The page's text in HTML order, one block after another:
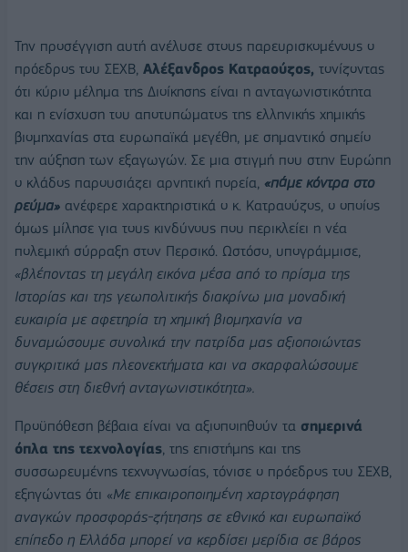
Την προσέγγιση αυτή ανέλυσε στους παρευρισκομένους ο
πρόεδρος του ΣΕΧΒ, Αλέξανδρος Κατραούζος, τονίζοντας
ότι κύριο μέλημα της Διοίκησης είναι η ανταγωνιστικότητα
και η ενίσχυση του αποτυπώματος της ελληνικής χημικής
βιομηχανίας στα ευρωπαϊκά μεγέθη, με σημαντικό σημείο
την αύξηση των εξαγωγών. Σε μια στιγμή που στην Ευρώπη
ο κλάδος παρουσιάζει αρνητική πορεία, «πάμε κόντρα στο
ρεύμα» ανέφερε χαρακτηριστικά ο κ. Κατραούζος, ο οποίος
όμως μίλησε για τους κινδύνους που περικλείει η νέα
πολεμική σύρραξη στον Περσικό. Ωστόσο, υπογράμμισε,
«βλέποντας τη μεγάλη εικόνα μέσα από το πρίσμα της
Ιστορίας και της γεωπολιτικής διακρίνω μια μοναδική
ευκαιρία με αφετηρία τη χημική βιομηχανία να
δυναμώσουμε συνολικά την πατρίδα μας αξιοποιώντας
συγκριτικά μας πλεονεκτήματα και να σκαρφαλώσουμε
θέσεις στη διεθνή ανταγωνιστικότητα».
Προϋπόθεση βέβαια είναι να αξιοποιηθούν τα σημερινά
όπλα της τεχνολογίας , της επιστήμης και της
συσσωρευμένης τεχνογνωσίας, τόνισε ο πρόεδρος του ΣΕΧΒ,
εξηγώντας ότι «Με επικαιροποιημένη χαρτογράφηση
αναγκών προσφοράς-ζήτησης σε εθνικό και ευρωπαϊκό
επίπεδο η Ελλάδα μπορεί να κερδίσει μερίδια σε βάρος